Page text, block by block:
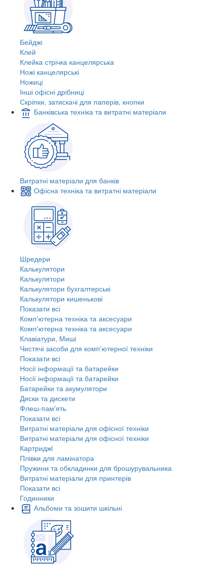
Бейджі
Клей
Клейка стрічка канцелярська
Ножі канцелярські
Ножиці
Інші офісні дрібниці
Скріпки, затискачі для паперів, кнопки
Банківська техніка та витратні матеріали
Витратні матеріали для банків
Офісна техніка та витратні матеріали
Шредери
Калькулятори
Калькулятори
Калькулятори бухгалтерські
Калькулятори кишенькові
Показати всі
Комп'ютерна техніка та аксесуари
Комп'ютерна техніка та аксесуари
Клавіатури, Миші
Чистячі засоби для комп'ютерної техніки
Показати всі
Носії інформації та батарейки
Носії інформації та батарейки
Батарейки та акумулятори
Диски та дискети
Флеш-пам'ять
Показати всі
Витратні матеріали для офісної техніки
Витратні матеріали для офісної техніки
Картриджi
Плівки для ламінатора
Пружини та обкладинки для брошурувальника
Витратні матеріали для принтерів
Показати всі
Годинники
Альбоми та зошити шкільні